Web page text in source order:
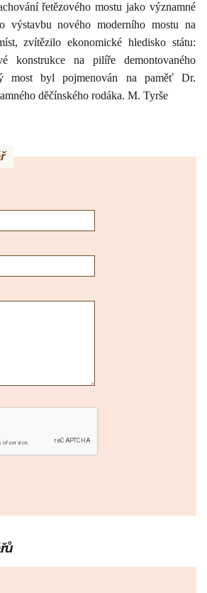
řetězového mostu jako významné
výstavbu nového moderního mostu na
zvítězilo ekonomické hledisko státu:
konstrukce na pilíře demontovaného
most byl pojmenován na paměť Dr.
děčínského rodáka. M. Tyrše